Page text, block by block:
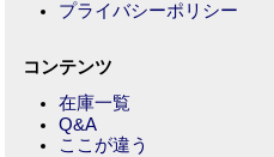
プライバシーポリシー
コンテンツ
在庫一覧
Q&A
ここが違う